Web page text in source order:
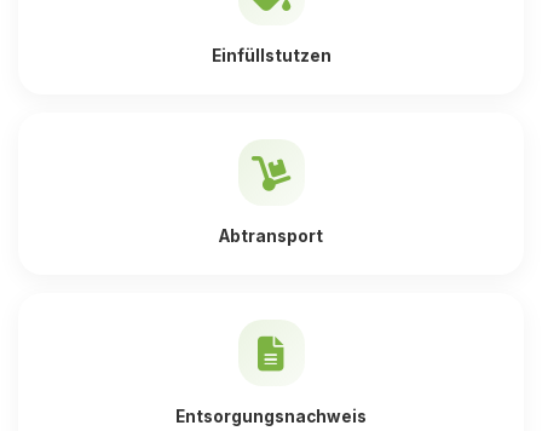
Einfüllstutzen
Abtransport
Entsorgungsnachweis